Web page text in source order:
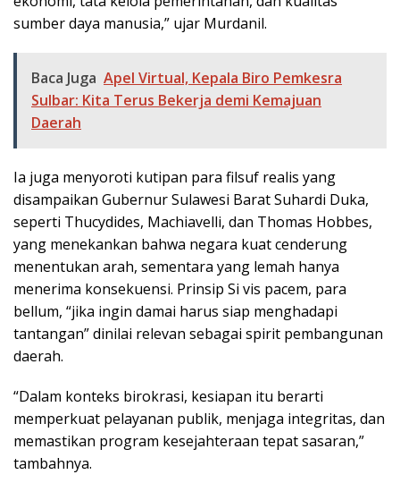
sumber daya manusia,” ujar Murdanil.
Baca Juga Apel Virtual, Kepala Biro Pemkesra
Sulbar: Kita Terus Bekerja demi Kemajuan
Daerah
Ia juga menyoroti kutipan para filsuf realis yang
disampaikan Gubernur Sulawesi Barat Suhardi Duka,
seperti Thucydides, Machiavelli, dan Thomas Hobbes,
yang menekankan bahwa negara kuat cenderung
menentukan arah, sementara yang lemah hanya
menerima konsekuensi. Prinsip Si vis pacem, para
bellum, “jika ingin damai harus siap menghadapi
tantangan” dinilai relevan sebagai spirit pembangunan
daerah.
“Dalam konteks birokrasi, kesiapan itu berarti
memperkuat pelayanan publik, menjaga integritas, dan
memastikan program kesejahteraan tepat sasaran,”
tambahnya.